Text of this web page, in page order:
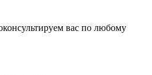
вас по любому